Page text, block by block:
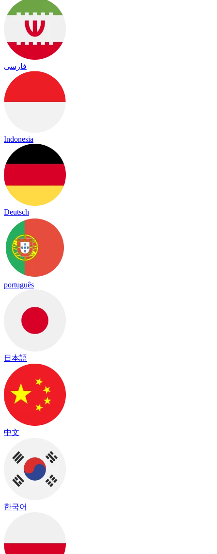
فارسی
Indonesia
Deutsch
português
日本語
中文
한국어